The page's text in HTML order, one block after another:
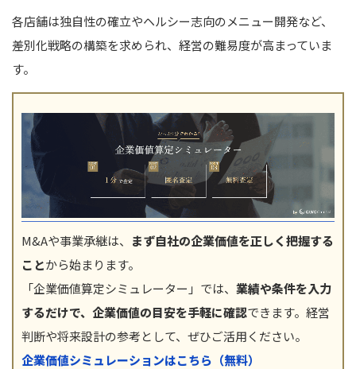
各店舗は独自性の確立やヘルシー志向のメニュー開発など、
差別化戦略の構築を求められ、経営の難易度が高まっていま
す。
M&Aや事業承継は、 まず自社の企業価値を正しく把握する
ことから始まります。
「企業価値算定シミュレーター」では、 業績や条件を入力
するだけで、企業価値の目安を手軽に確認できます。経営
判断や将来設計の参考として、ぜひご活用ください。
企業価値シミュレーションはこちら（無料）